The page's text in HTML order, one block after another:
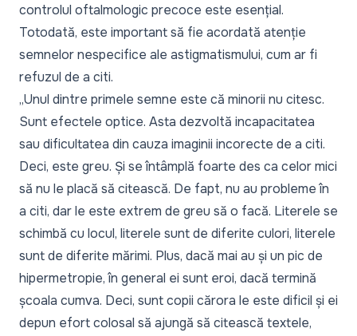
controlul oftalmologic precoce este esențial.
Totodată, este important să fie acordată atenție
semnelor nespecifice ale astigmatismului, cum ar fi
refuzul de a citi.
„Unul dintre primele semne este că minorii nu citesc.
Sunt efectele optice. Asta dezvoltă incapacitatea
sau dificultatea din cauza imaginii incorecte de a citi.
Deci, este greu. Și se întâmplă foarte des ca celor mici
să nu le placă să citească. De fapt, nu au probleme în
a citi, dar le este extrem de greu să o facă. Literele se
schimbă cu locul, literele sunt de diferite culori, literele
sunt de diferite mărimi. Plus, dacă mai au și un pic de
hipermetropie, în general ei sunt eroi, dacă termină
școala cumva. Deci, sunt copii cărora le este dificil și ei
depun efort colosal să ajungă să citească textele,